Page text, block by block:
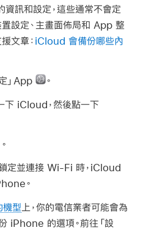
訊和設定，這些通常不會定
設定、主畫面佈局和 App 整
文章： iCloud 會備份哪些內
」App 。
下 iCloud，然後點一下
定並連接 Wi-Fi 時，iCloud
。
型 上，你的電信業者可能會為
iPhone 的選項。前往「設